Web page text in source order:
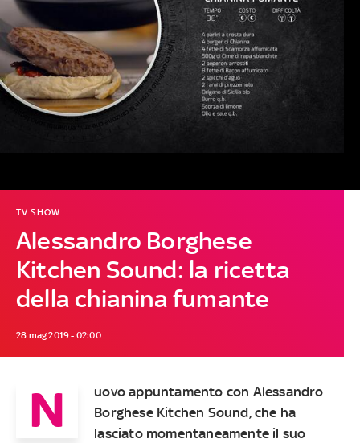
Alessandro Borghese
Kitchen Sound: la ricetta
della chianina fumante
TV SHOW
28 mag 2019 - 02:00
N uovo appuntamento con Alessandro
Borghese Kitchen Sound, che ha
lasciato momentaneamente il suo